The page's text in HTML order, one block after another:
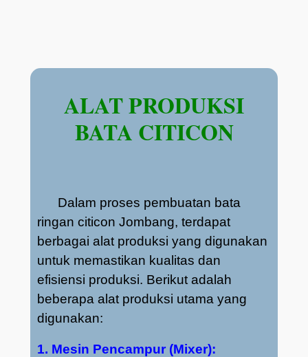
ALAT PRODUKSI
BATA CITICON
Dalam proses pembuatan bata
ringan citicon Jombang, terdapat
berbagai alat produksi yang digunakan
untuk memastikan kualitas dan
efisiensi produksi. Berikut adalah
beberapa alat produksi utama yang
digunakan:
1. Mesin Pencampur (Mixer):